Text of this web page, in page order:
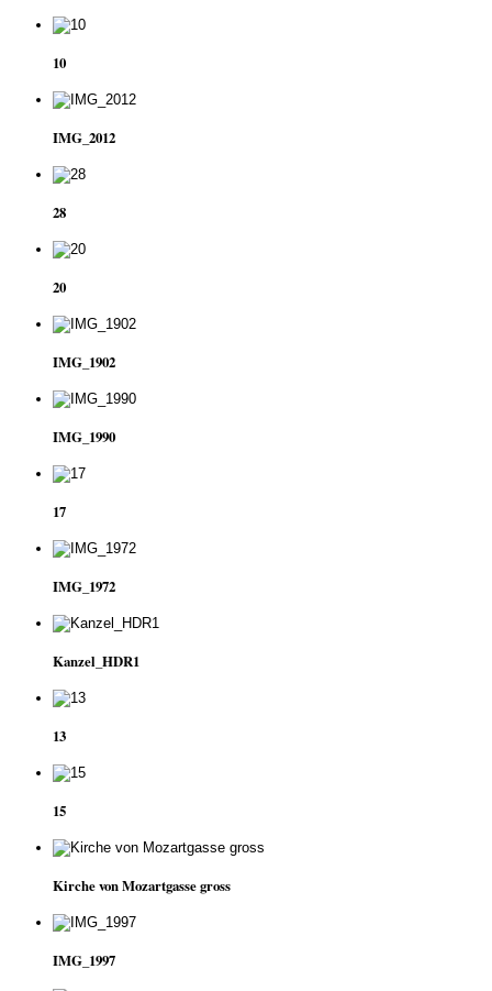
10
IMG_2012
28
20
IMG_1902
IMG_1990
17
IMG_1972
Kanzel_HDR1
13
15
Kirche von Mozartgasse gross
IMG_1997